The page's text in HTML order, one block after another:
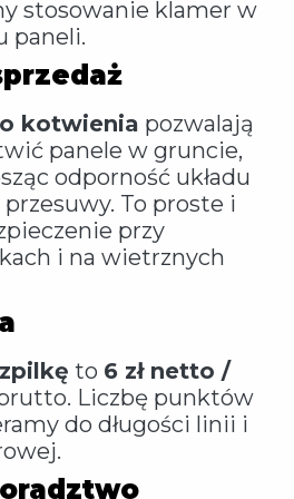
stosowanie klamer w
paneli.
kotwienia pozwalają
panele w gruncie,
odporność układu
To proste i
przy
i na wietrznych
to 6 zł netto /
brutto. Liczbę punktów
do długości linii i